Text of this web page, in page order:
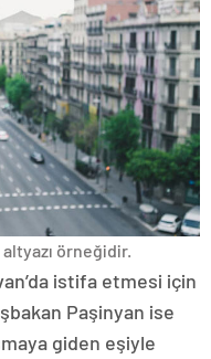
örneğidir.
istifa etmesi için
Paşinyan ise
giden eşiyle